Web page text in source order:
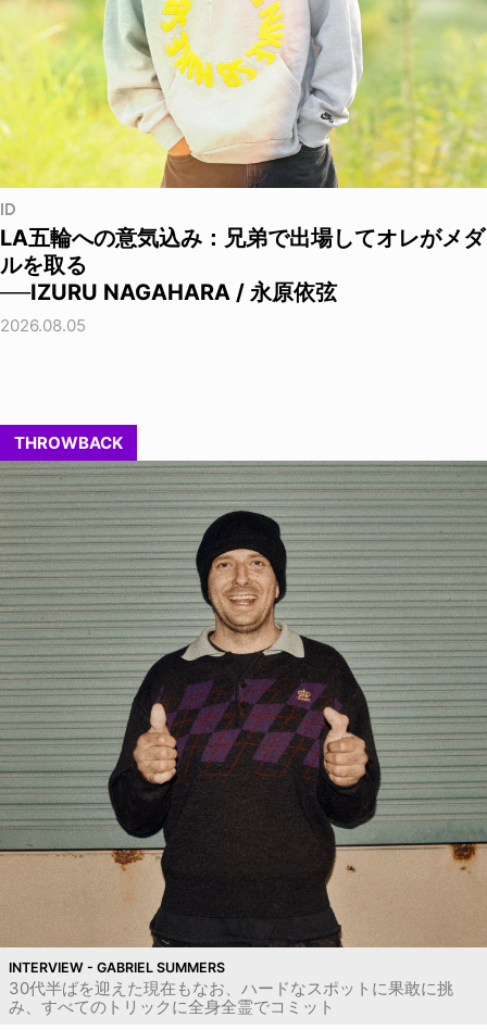
ID
LA五輪への意気込み：兄弟で出場してオレがメダ
ルを取る
──IZURU NAGAHARA / 永原依弦
2026.08.05
THROWBACK
INTERVIEW - GABRIEL SUMMERS
30代半ばを迎えた現在もなお、ハードなスポットに果敢に挑
み、すべてのトリックに全身全霊でコミット